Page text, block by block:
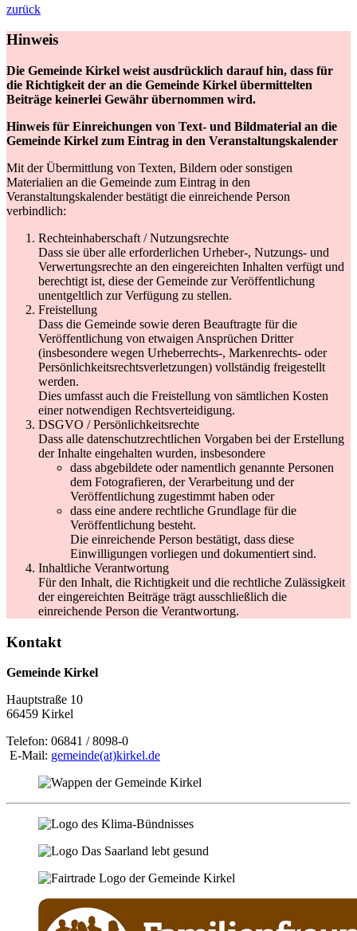
zurück
Hinweis
Die Gemeinde Kirkel weist ausdrücklich darauf hin, dass für
die Richtigkeit der an die Gemeinde Kirkel übermittelten
Beiträge keinerlei Gewähr übernommen wird.
Hinweis für Einreichungen von Text- und Bildmaterial an die
Gemeinde Kirkel zum Eintrag in den Veranstaltungskalender
Mit der Übermittlung von Texten, Bildern oder sonstigen
Materialien an die Gemeinde zum Eintrag in den
Veranstaltungskalender bestätigt die einreichende Person
verbindlich:
Rechteinhaberschaft / Nutzungsrechte
Dass sie über alle erforderlichen Urheber-, Nutzungs- und
Verwertungsrechte an den eingereichten Inhalten verfügt und
berechtigt ist, diese der Gemeinde zur Veröffentlichung
unentgeltlich zur Verfügung zu stellen.
Freistellung
Dass die Gemeinde sowie deren Beauftragte für die
Veröffentlichung von etwaigen Ansprüchen Dritter
(insbesondere wegen Urheberrechts-, Markenrechts- oder
Persönlichkeitsrechtsverletzungen) vollständig freigestellt
werden.
Dies umfasst auch die Freistellung von sämtlichen Kosten
einer notwendigen Rechtsverteidigung.
DSGVO / Persönlichkeitsrechte
Dass alle datenschutzrechtlichen Vorgaben bei der Erstellung
der Inhalte eingehalten wurden, insbesondere
dass abgebildete oder namentlich genannte Personen
dem Fotografieren, der Verarbeitung und der
Veröffentlichung zugestimmt haben oder
dass eine andere rechtliche Grundlage für die
Veröffentlichung besteht.
Die einreichende Person bestätigt, dass diese
Einwilligungen vorliegen und dokumentiert sind.
Inhaltliche Verantwortung
Für den Inhalt, die Richtigkeit und die rechtliche Zulässigkeit
der eingereichten Beiträge trägt ausschließlich die
einreichende Person die Verantwortung.
Kontakt
Gemeinde Kirkel
Hauptstraße 10
66459 Kirkel
Telefon: 06841 / 8098-0
E-Mail: gemeinde(at)kirkel.de